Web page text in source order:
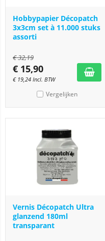
Hobbypapier Décopatch
3x3cm set à 11.000 stuks
assorti
€32,19
€ 15,90
€ 19,24 Incl. BTW
Vergelijken
Vernis Décopatch Ultra
glanzend 180ml
transparant